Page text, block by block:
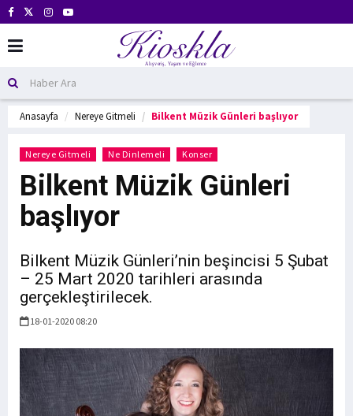
Anasayfa Nereye Gitmeli Bilkent Müzik Günleri başlıyor
Nereye Gitmeli Ne Dinlemeli Konser
Bilkent Müzik Günleri
başlıyor
Bilkent Müzik Günleri’nin beşincisi 5 Şubat
– 25 Mart 2020 tarihleri arasında
gerçekleştirilecek.
18-01-2020 08:20